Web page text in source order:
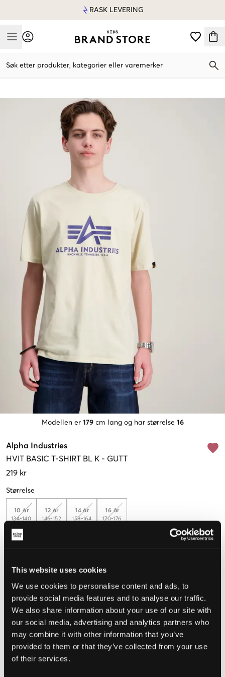
This website uses cookies
We use cookies to personalise content and ads, to
provide social media features and to analyse our traffic.
We also share information about your use of our site with
our social media, advertising and analytics partners who
may combine it with other information that you’ve
provided to them or that they’ve collected from your use
of their services.
RASK LEVERING
Mobile Menu
Søk etter produkter, kategorier eller varemerker
Modellen er 179 cm lang og har størrelse 16
Alpha Industries
HVIT BASIC T-SHIRT BL K - GUTT
219 kr
Størrelse
10 år
134-140
12 år
146-152
14 år
158-164
16 år
170-176
STØRRELSESTABELL
VELG EN STØRRELSE
Rask levering